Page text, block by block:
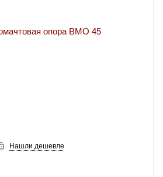
Нашли дешевле